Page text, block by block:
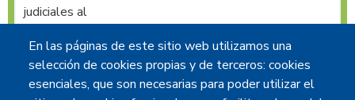
judiciales al
Radicación de comunicaciones oficiales vía web:
contacto@ideam.gov.co
En las páginas de este sitio web utilizamos una
selección de cookies propias y de terceros: cookies
esenciales, que son necesarias para poder utilizar el